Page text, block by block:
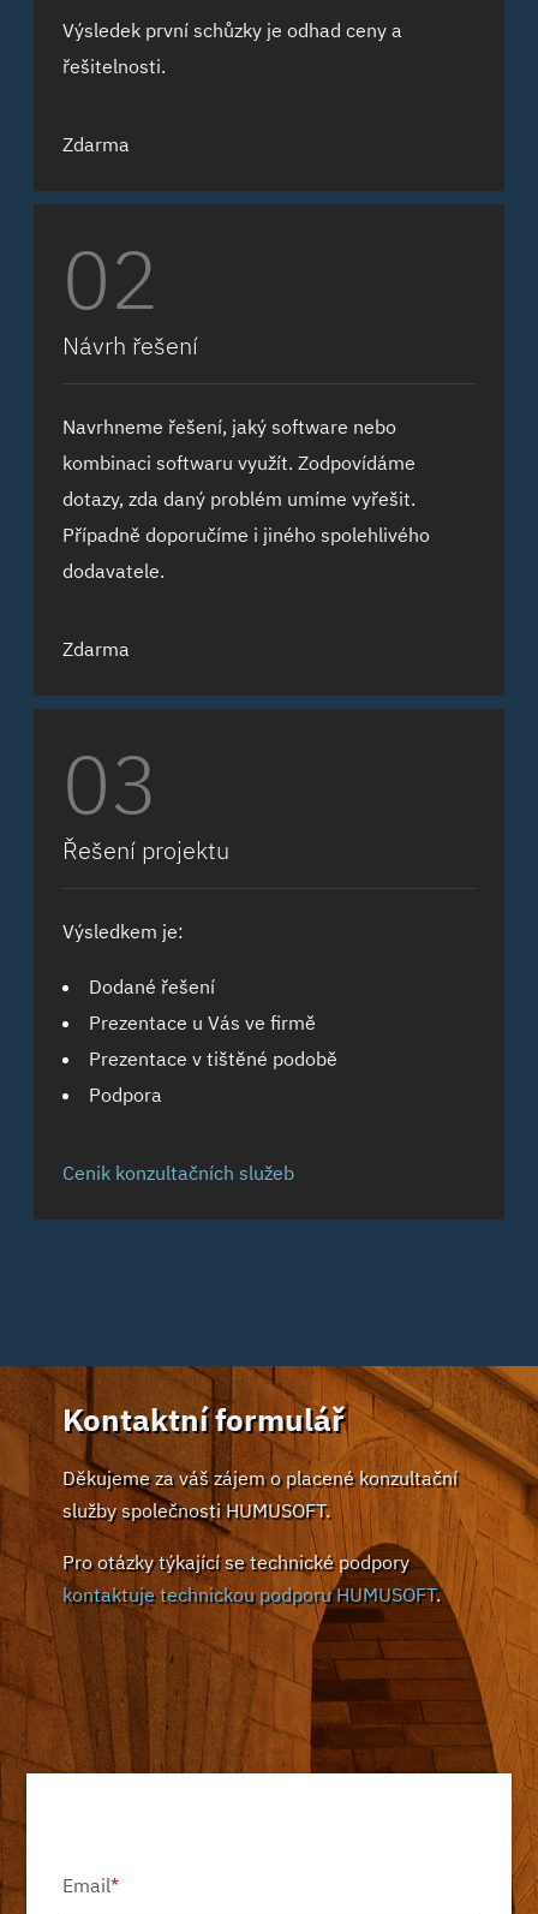
Výsledek první schůzky je odhad ceny a
řešitelnosti.
Zdarma
02
Návrh řešení
Navrhneme řešení, jaký software nebo
kombinaci softwaru využít. Zodpovídáme
dotazy, zda daný problém umíme vyřešit.
Případně doporučíme i jiného spolehlivého
dodavatele.
Zdarma
03
Řešení projektu
Výsledkem je:
Dodané řešení
Prezentace u Vás ve firmě
Prezentace v tištěné podobě
Podpora
Cenik konzultačních služeb
Kontaktní formulář
Děkujeme za váš zájem o placené konzultační
služby společnosti HUMUSOFT.
Pro otázky týkající se technické podpory
kontaktuje technickou podporu HUMUSOFT.
Email*